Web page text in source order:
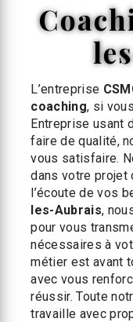
coaching à Fleury-
L’entreprise
coaching, si
Entreprise usant
faire de qualité,
vous satisfaire.
dans votre projet
l’écoute de vos
les-Aubrais,
pour vous
nécessaires à
métier est avant
avec vous
réussir. Toute
travaille avec